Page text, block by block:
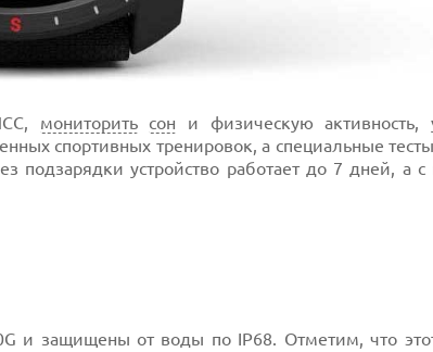
мониторить сон и физическую активность,
спортивных тренировок, а специальные
подзарядки устройство работает до 7 дней, а с
и защищены от воды по IP68. Отметим, что